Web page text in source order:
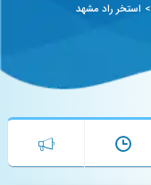
> استخر راد مشهد